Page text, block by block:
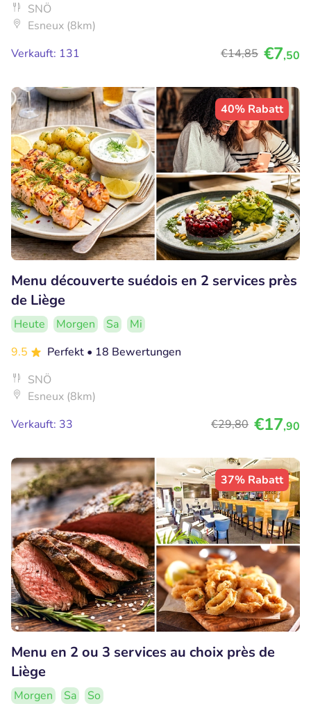
SNÖ
Esneux (8km)
Verkauft: 131
€14,85 €7,50
40% Rabatt
Menu découverte suédois en 2 services près
de Liège
Heute Morgen Sa
Mi
9.5
Perfekt • 18 Bewertungen
SNÖ
Esneux (8km)
Verkauft: 33
€29,80 €17,90
37% Rabatt
Menu en 2 ou 3 services au choix près de
Liège
Morgen Sa
So